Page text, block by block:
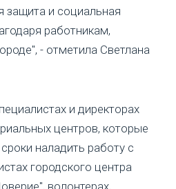
защита и социальная
работникам,
- отметила Светлана
и директорах
центров, которые
наладить работу с
городского центра